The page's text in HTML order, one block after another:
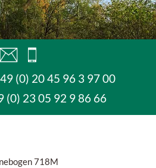
(0) 20 45 96 3 97 00
(0) 23 05 92 9 86 66
718M